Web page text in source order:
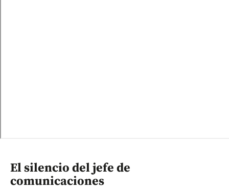
El silencio del jefe de
comunicaciones